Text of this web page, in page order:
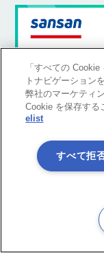
Glossary
用語集
「すべての
トナビゲーション
弊社のマーケティ
Cookie を保存する
elist
すべて拒